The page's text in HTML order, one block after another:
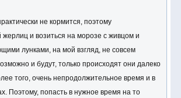
не кормится, поэтому
жерлиц и возиться на морозе с живцом и
лунками, на мой взгляд, не совсем
и будут, только происходят они далеко
того, очень непродолжительное время и в
Поэтому, попасть в нужное время на то